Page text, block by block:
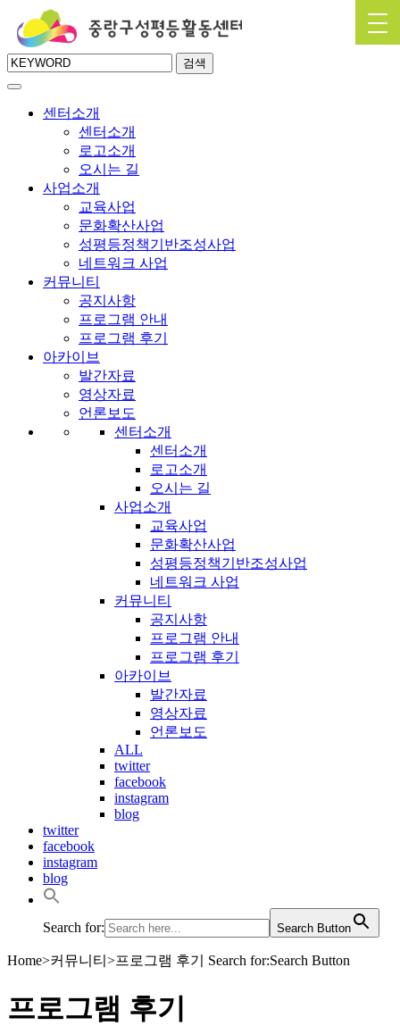
검색
센터소개
센터소개
로고소개
오시는 길
사업소개
교육사업
문화확산사업
성평등정책기반조성사업
네트워크 사업
커뮤니티
공지사항
프로그램 안내
프로그램 후기
아카이브
발간자료
영상자료
언론보도
센터소개
센터소개
로고소개
오시는 길
사업소개
교육사업
문화확산사업
성평등정책기반조성사업
네트워크 사업
커뮤니티
공지사항
프로그램 안내
프로그램 후기
아카이브
발간자료
영상자료
언론보도
ALL
twitter
facebook
instagram
blog
twitter
facebook
instagram
blog
Search for: Search Button
Home>커뮤니티 >프로그램 후기 Search for:Search Button
프로그램 후기